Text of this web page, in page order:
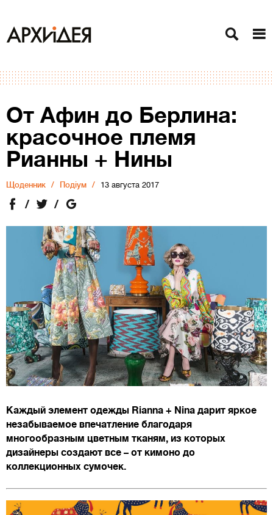
От Афин до Берлина:
красочное племя
Рианны + Нины
Щоденник Подіум 13 августа 2017
Каждый элемент одежды Rianna + Nina дарит яркое
незабываемое впечатление благодаря
многообразным цветным тканям, из которых
дизайнеры создают все – от кимоно до
коллекционных сумочек.